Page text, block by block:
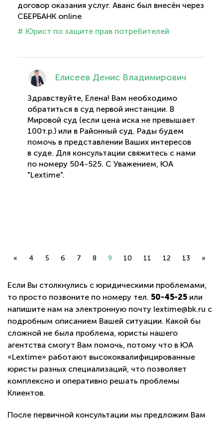
договор оказания услуг. Аванс был внесён через
СБЕРБАНК online
# Юрист по защите прав потребителей
Елисеев Денис Владимирович
Здравствуйте, Елена! Вам необходимо
обратиться в суд первой инстанции. В
Мировой суд (если цена иска не превышает
100т.р.) или в Районный суд. Рады будем
помочь в представлении Ваших интересов
в суде. Для консультации свяжитесь с нами
по номеру 504-525. С Уважением, ЮА
"Lextime".
« 4 5 6 7 8 9 10 11 12 13 »
Если Вы столкнулись с юридическими проблемами,
то просто позвоните по номеру тел. 50-45-25 или
напишите нам на электронную почту lextime@bk.ru с
подробным описанием Вашей ситуации. Какой бы
сложной не была проблема, юристы нашего
агентства смогут Вам помочь, потому что в ЮА
«Lextime» работают высококвалифицированные
юристы разных специализаций, что позволяет
комплексно и оперативно решать проблемы
Клиентов.
После первичной консультации мы предложим Вам